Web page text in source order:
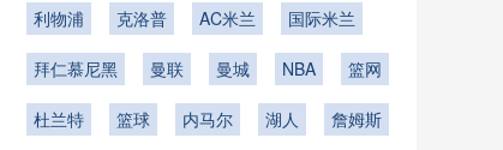
利物浦 克洛普 AC米兰 国际米兰
拜仁慕尼黑 曼联 曼城 NBA 篮网
杜兰特 篮球 内马尔 湖人 詹姆斯